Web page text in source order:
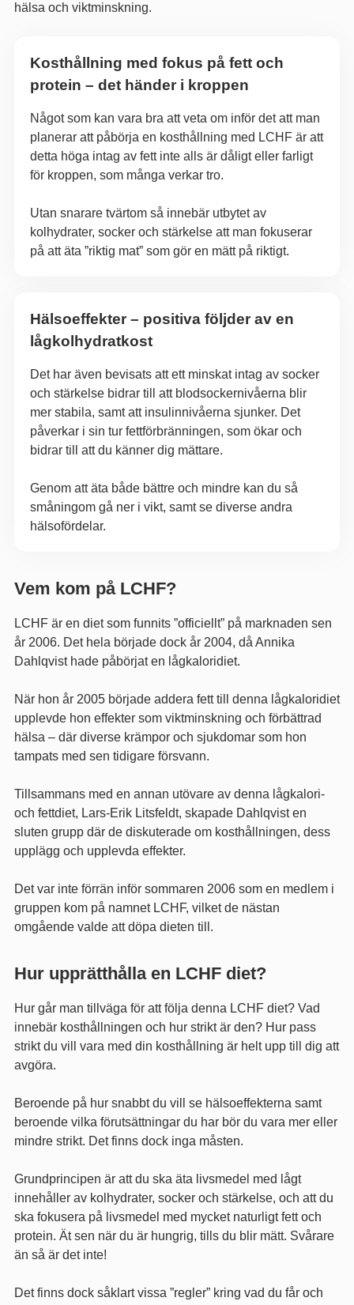
hälsa och viktminskning.
Kosthållning med fokus på fett och
protein – det händer i kroppen
Något som kan vara bra att veta om inför det att man
planerar att påbörja en kosthållning med LCHF är att
detta höga intag av fett inte alls är dåligt eller farligt
för kroppen, som många verkar tro.
Utan snarare tvärtom så innebär utbytet av
kolhydrater, socker och stärkelse att man fokuserar
på att äta ”riktig mat” som gör en mätt på riktigt.
Hälsoeffekter – positiva följder av en
lågkolhydratkost
Det har även bevisats att ett minskat intag av socker
och stärkelse bidrar till att blodsockernivåerna blir
mer stabila, samt att insulinnivåerna sjunker. Det
påverkar i sin tur fettförbränningen, som ökar och
bidrar till att du känner dig mättare.
Genom att äta både bättre och mindre kan du så
småningom gå ner i vikt, samt se diverse andra
hälsofördelar.
Vem kom på LCHF?
LCHF är en diet som funnits ”officiellt” på marknaden sen
år 2006. Det hela började dock år 2004, då Annika
Dahlqvist hade påbörjat en lågkaloridiet.
När hon år 2005 började addera fett till denna lågkaloridiet
upplevde hon effekter som viktminskning och förbättrad
hälsa – där diverse krämpor och sjukdomar som hon
tampats med sen tidigare försvann.
Tillsammans med en annan utövare av denna lågkalori-
och fettdiet, Lars-Erik Litsfeldt, skapade Dahlqvist en
sluten grupp där de diskuterade om kosthållningen, dess
upplägg och upplevda effekter.
Det var inte förrän inför sommaren 2006 som en medlem i
gruppen kom på namnet LCHF, vilket de nästan
omgående valde att döpa dieten till.
Hur upprätthålla en LCHF diet?
Hur går man tillväga för att följa denna LCHF diet? Vad
innebär kosthållningen och hur strikt är den? Hur pass
strikt du vill vara med din kosthållning är helt upp till dig att
avgöra.
Beroende på hur snabbt du vill se hälsoeffekterna samt
beroende vilka förutsättningar du har bör du vara mer eller
mindre strikt. Det finns dock inga måsten.
Grundprincipen är att du ska äta livsmedel med lågt
innehåller av kolhydrater, socker och stärkelse, och att du
ska fokusera på livsmedel med mycket naturligt fett och
protein. Ät sen när du är hungrig, tills du blir mätt. Svårare
än så är det inte!
Det finns dock såklart vissa ”regler” kring vad du får och